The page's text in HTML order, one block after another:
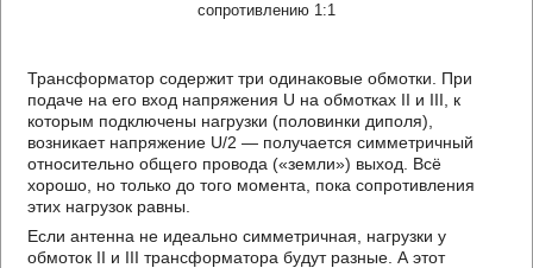
сопротивлению 1:1
Трансформатор содержит три одинаковые обмотки. При
подаче на его вход напряжения U на обмотках II и III, к
которым подключены нагрузки (половинки диполя),
возникает напряжение U/2 — получается симметричный
относительно общего провода («земли») выход. Всё
хорошо, но только до того момента, пока сопротивления
этих нагрузок равны.
Если антенна не идеально симметричная, нагрузки у
обмоток II и III трансформатора будут разные. А этот